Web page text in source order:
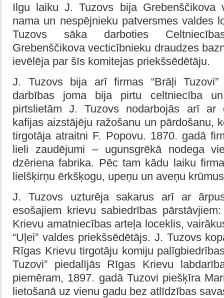
Ilgu laiku J. Tuzovs bija Grebenščikova
nama un nespējnieku patversmes valdes
Tuzovs sāka darboties
Grebenščikova vecticībnieku draudzes
ievēlēja par šīs komitejas priekšsēdētāju.
J. Tuzovs bija arī firmas “Brāļi
darbības joma bija pirtu celtniecība
pirtslietām J. Tuzovs nodarbojās arī ar
kafijas aizstājēju ražošanu un pārdošanu,
tirgotāja atraitni F. Popovu. 1870. gadā
lieli zaudējumi – ugunsgrēkā nodega
dzēriena fabrika. Pēc tam kādu laiku
lielšķirņu ērkšķogu, upeņu un aveņu
J. Tuzovs uzturēja sakarus arī ar
esošajiem krievu sabiedrības
Krievu amatniecības arteļa loceklis,
“Uļei” valdes priekšsēdētājs. J. Tuzovs
Rīgas Krievu tirgotāju komiju
Tuzovi” piedalījās Rīgas Krievu
piemēram, 1897. gadā Tuzovi piešķīra
lietošanā uz vienu gadu bez atlīdzības